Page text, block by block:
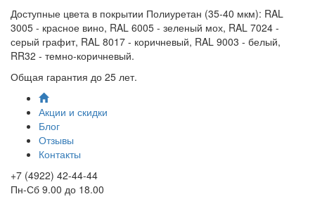
Доступные цвета в покрытии Полиуретан (35-40 мкм): RAL
3005 - красное вино, RAL 6005 - зеленый мох, RAL 7024 -
серый графит, RAL 8017 - коричневый, RAL 9003 - белый,
RR32 - темно-коричневый.
Общая гарантия до 25 лет.
Акции и скидки
Блог
Отзывы
Контакты
+7 (4922) 42-44-44
Пн-Сб 9.00 до 18.00